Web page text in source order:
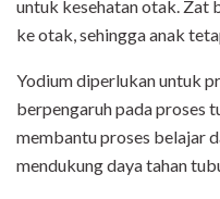
untuk kesehatan otak. Zat
ke otak, sehingga anak
Yodium diperlukan untuk
berpengaruh pada proses
membantu proses belajar
mendukung daya tahan